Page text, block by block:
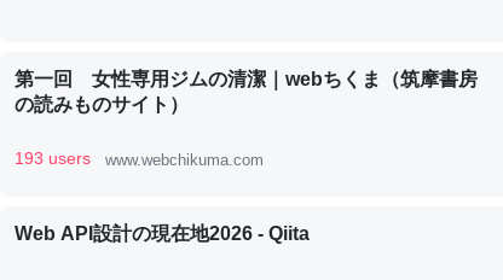
昆虫ってカルシウム少ないのか。知らんかった。調べたらコ
─ニュース :: 【研究発表】昆虫学の大問題＝「昆虫はなぜ海にいないの
論文では「淡水はカルシウムも酸素も不足してて両方に不利
は」とあって面白い。海にいる鋏角類（カブトガニ・ウミグ
第一回 女性専用ジムの清潔｜webちくま（筑摩書房
の読みものサイト）
193 users www.webchikuma.com
Web API設計の現在地2026 - Qiita